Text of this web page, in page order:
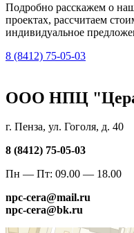
Подробно расскажем о
проектах, рассчитаем
индивидуальное
8 (8412) 75-05-03
ООО НПЦ
г. Пенза, ул. Гоголя, д. 40
8 (8412) 75-05-03
Пн — Пт: 09.00 — 18.00
npc-cera@mail.ru
npc-cera@bk.ru